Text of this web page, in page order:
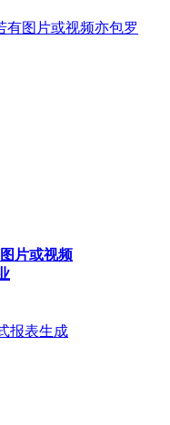
有图片或视频亦包罗
片或视频
报表生成